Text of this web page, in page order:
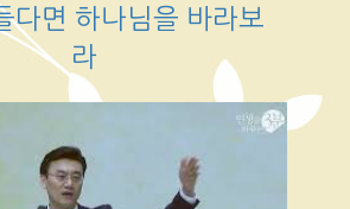
다면 하나님을 바라보
라